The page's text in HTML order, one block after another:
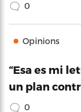
0
Opinions
“Esa es mi
un plan
0